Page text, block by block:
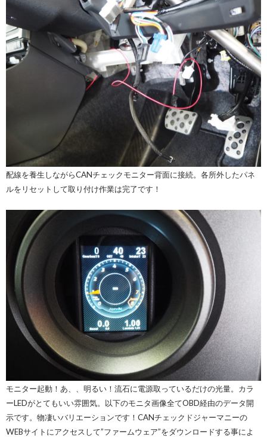
配線を養生しながらCANチェックモニター背面に接続。各所外したパネ
ルをリセットして取り付け作業は完了です！
モニター起動！あ、、明るい！流石に電源取っているだけの光量。カラ
ーLEDがとてもいい雰囲気。以下のモニタ画像全てOBD経由のデータ開
示です。物凄いバリエーションです！CANチェックドジャーマニーの
WEBサイトにアクセスして”ファームウェア”をダウンロードする事によ